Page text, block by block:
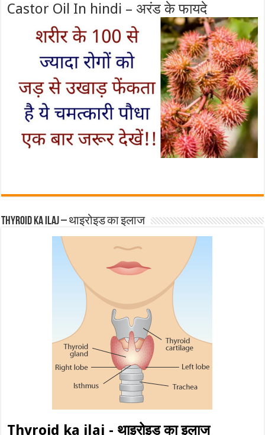
Castor Oil In hindi – अरंड के फायदे
Thyroid ka ilaj – थाइरोइड का इलाज
Thyroid ka ilaj - थाइरोइड का इलाज